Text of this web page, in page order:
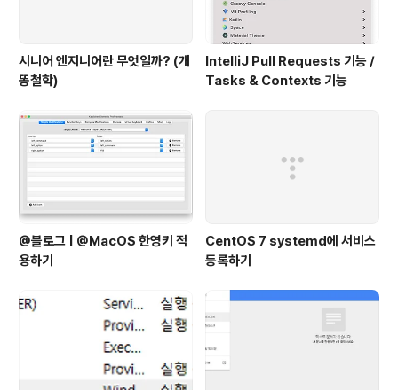
시니어 엔지니어란 무엇일까? (개
똥철학)
IntelliJ Pull Requests 기능 /
Tasks & Contexts 기능
@블로그 | @MacOS 한영키 적
용하기
CentOS 7 systemd에 서비스
등록하기